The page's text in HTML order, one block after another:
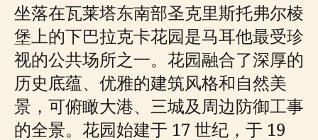
坐落在瓦莱塔东南部圣克里斯托弗尔棱
堡上的下巴拉克卡花园是马耳他最受珍
视的公共场所之一。花园融合了深厚的
历史底蕴、优雅的建筑风格和自然美
景，可俯瞰大港、三城及周边防御工事
的全景。花园始建于 17 世纪，于 19